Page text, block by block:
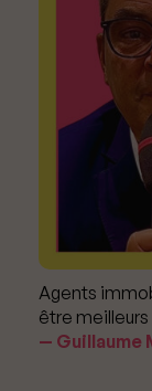
Agents
être meilleurs
Guillaume